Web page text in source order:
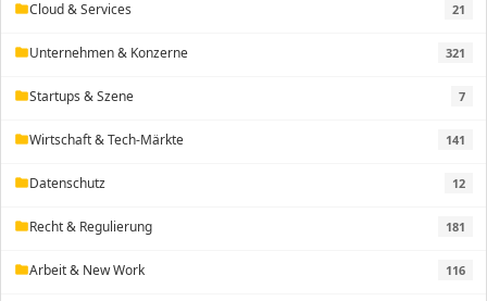
folderCloud & Services 21
folderUnternehmen & Konzerne 321
folderStartups & Szene 7
folderWirtschaft & Tech-Märkte 141
folderDatenschutz 12
folderRecht & Regulierung 181
folderArbeit & New Work 116